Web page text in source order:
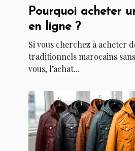
Pourquoi acheter
en ligne ?
Si vous cherchez à acheter
traditionnels marocains
vous, l’achat...